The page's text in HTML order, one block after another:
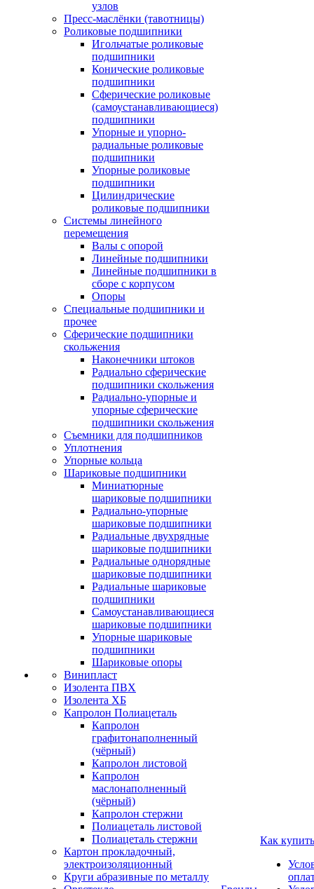
узлов
Пресс-маслёнки (тавотницы)
Роликовые подшипники
Игольчатые роликовые
подшипники
Конические роликовые
подшипники
Сферические роликовые
(самоустанавливающиеся)
подшипники
Упорные и упорно-
радиальные роликовые
подшипники
Упорные роликовые
подшипники
Цилиндрические
роликовые подшипники
Системы линейного
перемещения
Валы с опорой
Линейные подшипники
Линейные подшипники в
сборе с корпусом
Опоры
Специальные подшипники и
прочее
Сферические подшипники
скольжения
Наконечники штоков
Радиально сферические
подшипники скольжения
Радиально-упорные и
упорные сферические
подшипники скольжения
Съемники для подшипников
Уплотнения
Упорные кольца
Шариковые подшипники
Миниатюрные
шариковые подшипники
Радиально-упорные
шариковые подшипники
Радиальные двухрядные
шариковые подшипники
Радиальные однорядные
шариковые подшипники
Радиальные шариковые
подшипники
Самоустанавливающиеся
шариковые подшипники
Упорные шариковые
подшипники
Шариковые опоры
Винипласт
Изолента ПВХ
Изолента ХБ
Капролон Полиацеталь
Капролон
графитонаполненный
(чёрный)
Капролон листовой
Капролон
маслонаполненный
(чёрный)
Капролон стержни
Полиацеталь листовой
Полиацеталь стержни
Картон прокладочный,
электроизоляционный
Круги абразивные по металлу
Как купить